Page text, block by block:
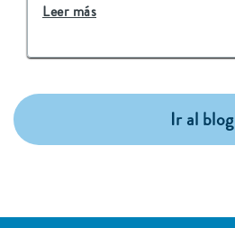
Leer más
Ir al blog